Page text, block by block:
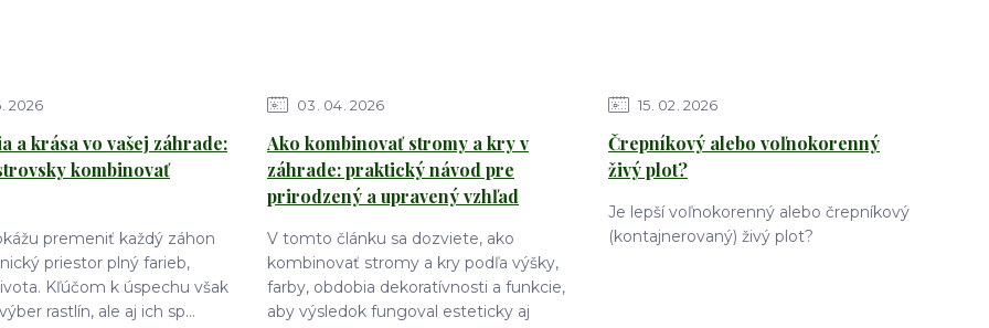
2026
a krása vo vašej záhrade:
kombinovať
premeniť každý záhon
priestor plný farieb,
Kľúčom k úspechu však
rastlín, ale aj ich sp...
03 04 2026
Ako kombinovať stromy a kry v
záhrade: praktický návod pre
prirodzený a upravený vzhľad
V tomto článku sa dozviete, ako
kombinovať stromy a kry podľa výšky,
farby, obdobia dekoratívnosti a funkcie,
aby výsledok fungoval esteticky aj
15 02 2026
Črepníkový alebo voľnokorenný
živý plot?
Je lepší voľnokorenný alebo črepníkový
(kontajnerovaný) živý plot?